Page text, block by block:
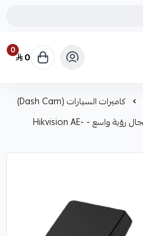
0 0
كاميرات السيارات (Dash Cam)
داش كام هيكفيجن بدقة 1080P ومجال رؤية واسع - Hikvision AE-